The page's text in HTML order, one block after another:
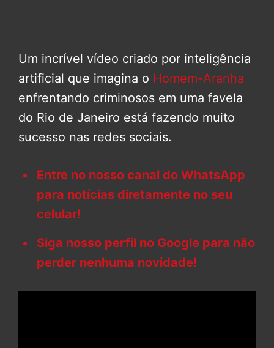
Um incrível vídeo criado por inteligência
artificial que imagina o Homem-Aranha
enfrentando criminosos em uma favela
do Rio de Janeiro está fazendo muito
sucesso nas redes sociais.
Entre no nosso canal do WhatsApp
para notícias diretamente no seu
celular!
Siga nosso perfil no Google para não
perder nenhuma novidade!